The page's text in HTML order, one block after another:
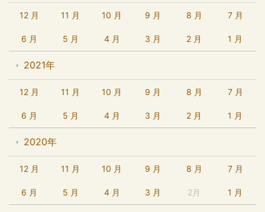
12 月 11 月 10 月 9 月 8 月 7 月
6 月 5 月 4 月 3 月 2 月 1 月
2021年
12 月 11 月 10 月 9 月 8 月 7 月
6 月 5 月 4 月 3 月 2 月 1 月
2020年
12 月 11 月 10 月 9 月 8 月 7 月
6 月 5 月 4 月 3 月 2月 1 月